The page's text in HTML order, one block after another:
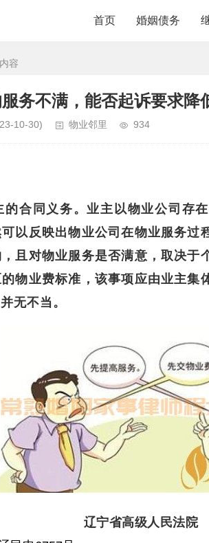
首页 婚姻债务
容
务不满，能否起诉要求降
10-30) 物业邻里 934
的合同义务。业主以物业公司存
以反映出物业公司在物业服务过
且对物业服务是否满意，取决于
物业费标准，该事项应由业主集
无不当 。
辽宁省高级人民法院